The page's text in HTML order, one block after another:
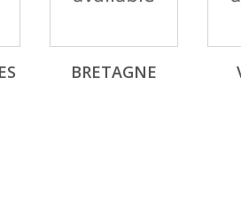
BRETAGNE